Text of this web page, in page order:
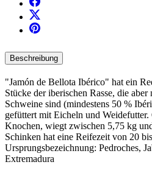
Beschreibung
"Jamón de Bellota Ibérico" hat ein
Stücke der iberischen Rasse, die
Schweine sind (mindestens 50 %
gefüttert mit Eicheln und
Knochen, wiegt zwischen 5,75 kg
Schinken hat eine Reifezeit von 20
Ursprungsbezeichnung: Pedroches,
Extremadura